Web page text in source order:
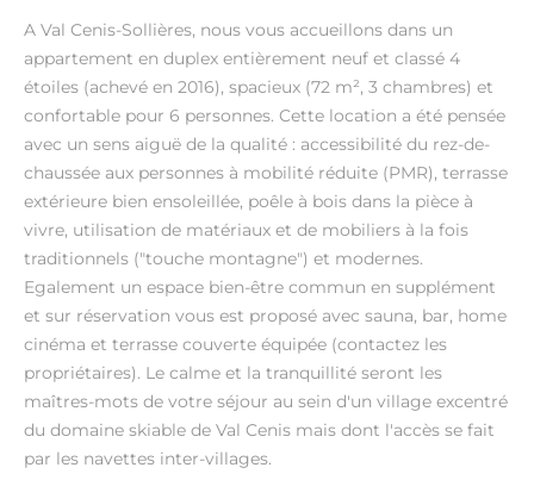
A Val Cenis-Sollières, nous vous accueillons dans un
appartement en duplex entièrement neuf et classé 4
étoiles (achevé en 2016), spacieux (72 m², 3 chambres) et
confortable pour 6 personnes. Cette location a été pensée
avec un sens aiguë de la qualité : accessibilité du rez-de-
chaussée aux personnes à mobilité réduite (PMR), terrasse
extérieure bien ensoleillée, poêle à bois dans la pièce à
vivre, utilisation de matériaux et de mobiliers à la fois
traditionnels ("touche montagne") et modernes.
Egalement un espace bien-être commun en supplément
et sur réservation vous est proposé avec sauna, bar, home
cinéma et terrasse couverte équipée (contactez les
propriétaires). Le calme et la tranquillité seront les
maîtres-mots de votre séjour au sein d'un village excentré
du domaine skiable de Val Cenis mais dont l'accès se fait
par les navettes inter-villages.